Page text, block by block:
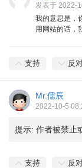
发表于 2022-
我的意思是，
用网站的话，
支持 反
Mr.儒辰
2022-10-5
提示: 作者被禁止
支持 反